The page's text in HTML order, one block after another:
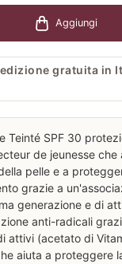
Aggiungi
gratuita in
Teinté SPF 30
de jeunesse che
pelle e a
grazie a
generazione e di
anti-radicali
attivi (acetato di
aiuta a proteggere